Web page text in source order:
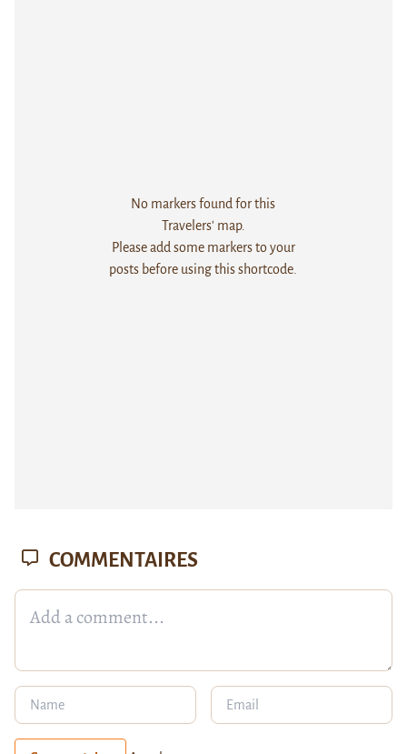
No markers found for this
Travelers' map.
Please add some markers to your
posts before using this shortcode.
COMMENTAIRES